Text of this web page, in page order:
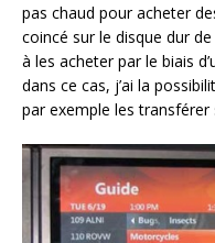
pas chaud pour acheter
coincé sur le disque dur
à les acheter par le biais
dans ce cas, j’ai la
par exemple les